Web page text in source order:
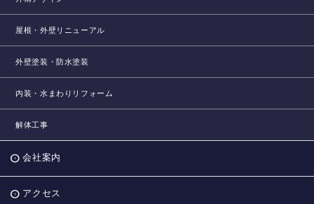
屋根・外壁リニューアル
外壁塗装・防水塗装
内装・水まわりリフォーム
解体工事
会社案内
アクセス